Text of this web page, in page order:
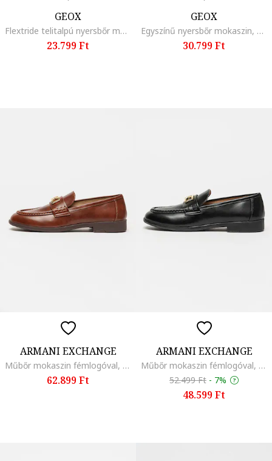
GEOX
Flextride telitalpú nyersbőr mokaszin, Bézs
23.799 Ft
GEOX
Egyszínű nyersbőr mokaszin, Tengerészkék
30.799 Ft
ARMANI EXCHANGE
Műbőr mokaszin fémlogóval, Sötétbarna
62.899 Ft
ARMANI EXCHANGE
Műbőr mokaszin fémlogóval, Fekete
52.499 Ft - 7%
48.599 Ft